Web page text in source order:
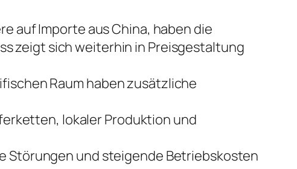
auf Importe aus China, haben die
zeigt sich weiterhin in Preisgestaltung
Raum haben zusätzliche
lokaler Produktion und
Störungen und steigende Betriebskosten